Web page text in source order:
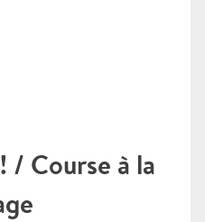
/ Course à la